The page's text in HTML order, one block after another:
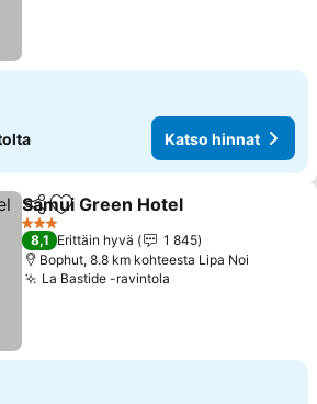
Katso hinnat
Jaa Lisää suosikkeihin
Samui Green Hotel
3 Tähtiluokitus
8,1 Erittäin hyvä
1 845
Bophut, 8.8 km kohteesta Lipa Noi
La Bastide -ravintola